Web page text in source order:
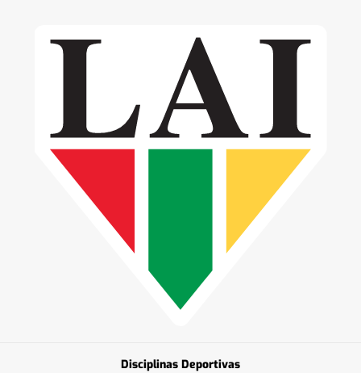
Disciplinas Deportivas